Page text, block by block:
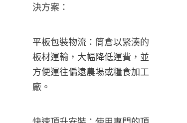
決方案：
平板包裝物流：筒倉以緊湊的
板材運輸，大幅降低運費，並
方便運往偏遠農場或糧食加工
廠。